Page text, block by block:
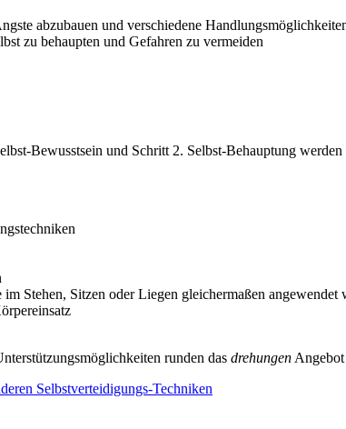
abzubauen und verschiedene
zu behaupten und Gefahren zu vermeiden
Bewusstsein und Schritt 2. Selbst-Behauptung
Stehen, Sitzen oder Liegen gleichermaßen angewendet
runden das drehungen Angebot
Selbstverteidigungs-Techniken